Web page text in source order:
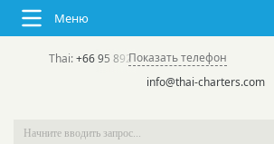
Меню
Thai:+66 95 892 7646(rus/eng) | в России:
Показать телефон
info@thai-charters.com